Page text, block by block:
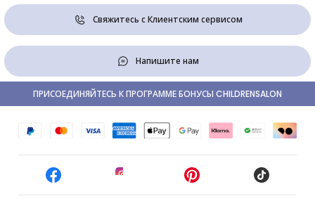
Свяжитесь с Клиентским сервисом
Напишите нам
ПРИСОЕДИНЯЙТЕСЬ К ПРОГРАММЕ БОНУСЫ CHILDRENSALON